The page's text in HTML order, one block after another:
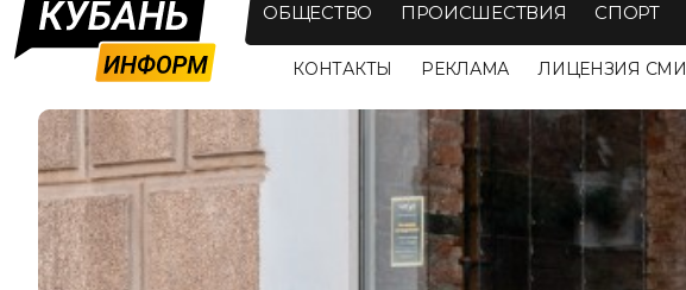
ОБЩЕСТВО ПРОИСШЕСТВИЯ СПОРТ
КОНТАКТЫ РЕКЛАМА ЛИЦЕНЗИЯ СМИ